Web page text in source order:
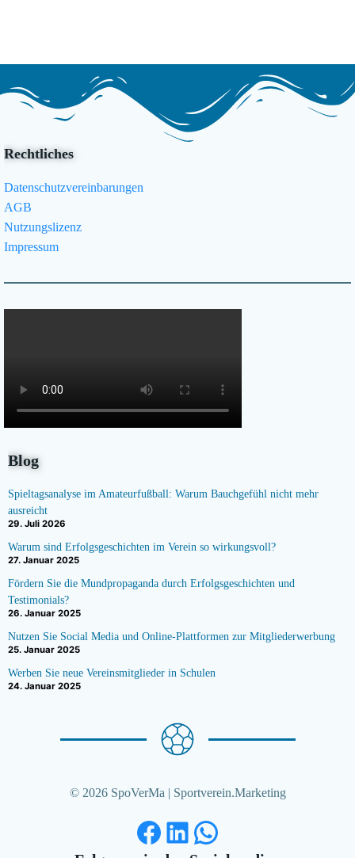
Rechtliches
Datenschutzvereinbarungen
AGB
Nutzungslizenz
Impressum
Blog
Spieltagsanalyse im Amateurfußball: Warum Bauchgefühl nicht mehr
ausreicht
29. Juli 2026
Warum sind Erfolgsgeschichten im Verein so wirkungsvoll?
27. Januar 2025
Fördern Sie die Mundpropaganda durch Erfolgsgeschichten und
Testimonials?
26. Januar 2025
Nutzen Sie Social Media und Online-Plattformen zur Mitgliederwerbung
25. Januar 2025
Werben Sie neue Vereinsmitglieder in Schulen
24. Januar 2025
© 2026 SpoVerMa | Sportverein.Marketing
Facebook
LinkedIn
WhatsApp